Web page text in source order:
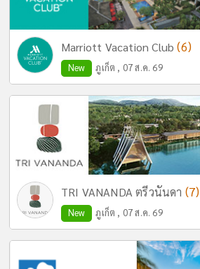
Marriott Vacation Club(6)
New ภูเก็ต , 07 ส.ค. 69
TRI VANANDA ตรีวนันดา (7)
New ภูเก็ต , 07 ส.ค. 69